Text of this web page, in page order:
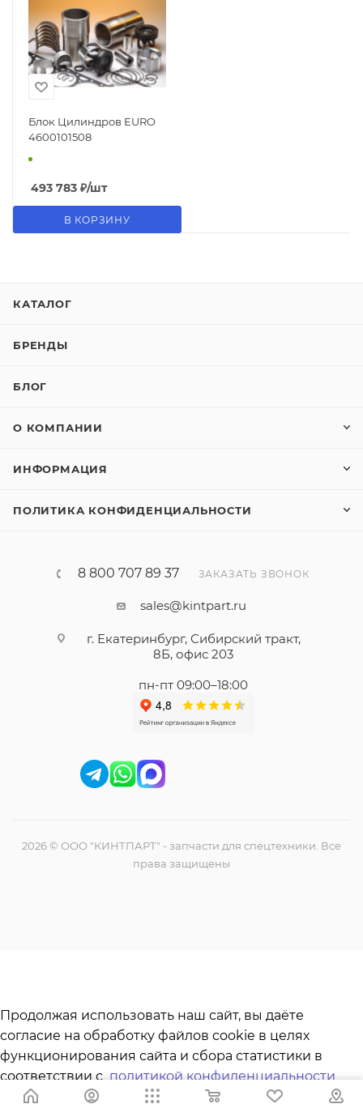
Блок Цилиндров EURO
4600101508
493 783 ₽/шт
В КОРЗИНУ
КАТАЛОГ
БРЕНДЫ
БЛОГ
О КОМПАНИИ
ИНФОРМАЦИЯ
ПОЛИТИКА КОНФИДЕНЦИАЛЬНОСТИ
8 800 707 89 37 ЗАКАЗАТЬ ЗВОНОК
sales@kintpart.ru
г. Екатеринбург, Сибирский тракт,
8Б, офис 203
пн-пт 09:00–18:00
2026 © ООО "КИНТПАРТ" - запчасти для спецтехники. Все
права защищены
Продолжая использовать наш сайт, вы даёте
согласие на обработку файлов cookie в целях
функционирования сайта и сбора статистики в
соответствии сполитикой конфиденциальности